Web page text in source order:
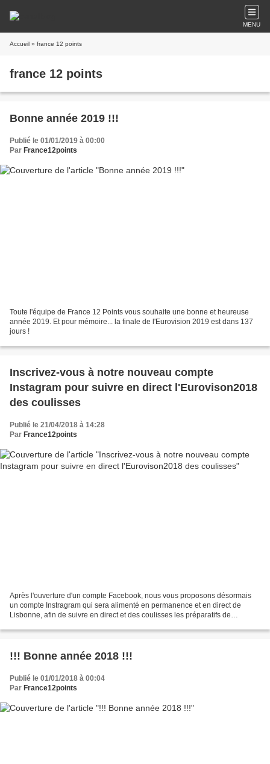
MENU
Accueil » france 12 points
france 12 points
Bonne année 2019 !!!
Publié le 01/01/2019 à 00:00
Par France12points
Toute l'équipe de France 12 Points vous souhaite une bonne et heureuse
année 2019. Et pour mémoire... la finale de l'Eurovision 2019 est dans 137
jours !
Inscrivez-vous à notre nouveau compte
Instagram pour suivre en direct l'Eurovison2018
des coulisses
Publié le 21/04/2018 à 14:28
Par France12points
Après l'ouverture d'un compte Facebook, nous vous proposons désormais
un compte Instragram qui sera alimenté en permanence et en direct de
Lisbonne, afin de suivre en direct et des coulisses les préparatifs de
!!! Bonne année 2018 !!!
Publié le 01/01/2018 à 00:04
Par France12points